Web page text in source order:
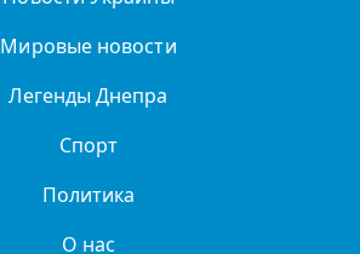
Мировые новости
Легенды Днепра
Спорт
Политика
О нас